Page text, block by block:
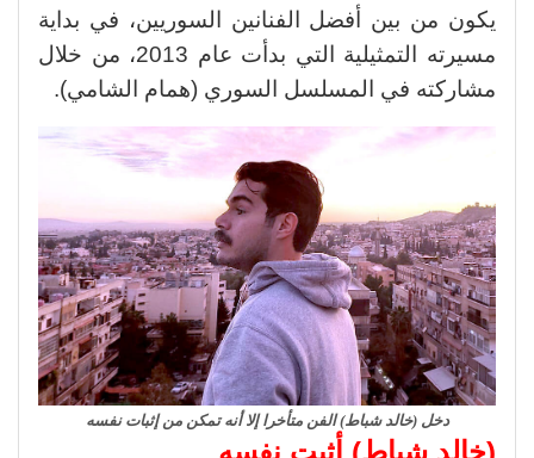
يكون من بين أفضل الفنانين السوريين، في بداية
مسيرته التمثيلية التي بدأت عام 2013، من خلال
مشاركته في المسلسل السوري (همام الشامي).
دخل (خالد شباط) الفن متأخرا إلا أنه تمكن من إثبات نفسه
(خالد شباط) أثبت نفسه